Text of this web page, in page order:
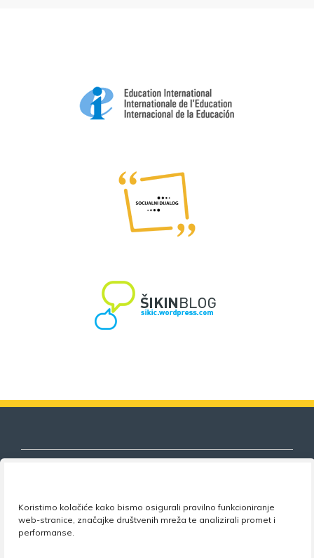
Koristimo kolačiće kako bismo osigurali pravilno funkcioniranje
web-stranice, značajke društvenih mreža te analizirali promet i
performanse.
Nezavisni sindikat znanosti i visokog
obrazovanja